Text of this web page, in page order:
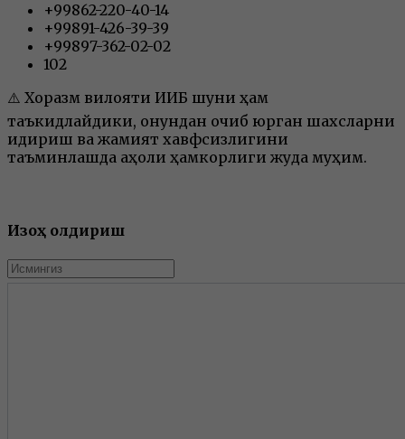
+99862-220-40-14
+99891-426-39-39
+99897-362-02-02
102
⚠️ Хоразм вилояти ИИБ шуни ҳам
таъкидлайдики, қонундан қочиб юрган шахсларни
қидириш ва жамият хавфсизлигини
таъминлашда аҳоли ҳамкорлиги жуда муҳим.
Изоҳ қолдириш